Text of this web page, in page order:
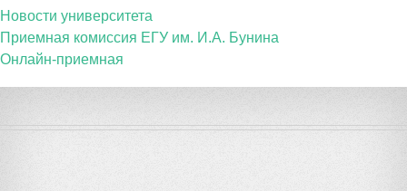
Новости университета
Приемная комиссия ЕГУ им. И.А. Бунина
Онлайн-приемная